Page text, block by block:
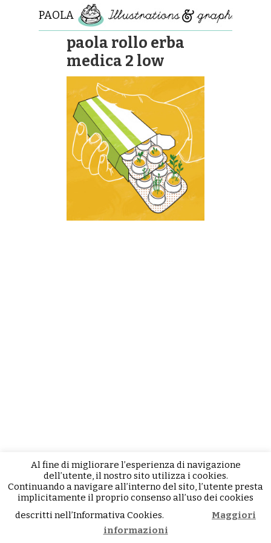
PAOLA
ROLLOpaola rollo erba
medica 2 low
Al fine di migliorare l’esperienza di navigazione
dell’utente, il nostro sito utilizza i cookies.
Continuando a navigare all’interno del sito, l’utente presta
implicitamente il proprio consenso all’uso dei cookies
descritti nell’Informativa Cookies.
Maggiori
informazioni